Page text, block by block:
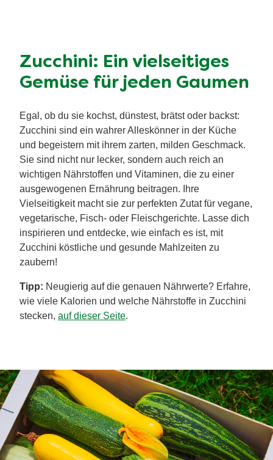
Zucchini: Ein vielseitiges
Gemüse für jeden Gaumen
Egal, ob du sie kochst, dünstest, brätst oder backst:
Zucchini sind ein wahrer Alleskönner in der Küche
und begeistern mit ihrem zarten, milden Geschmack.
Sie sind nicht nur lecker, sondern auch reich an
wichtigen Nährstoffen und Vitaminen, die zu einer
ausgewogenen Ernährung beitragen. Ihre
Vielseitigkeit macht sie zur perfekten Zutat für vegane,
vegetarische, Fisch- oder Fleischgerichte. Lasse dich
inspirieren und entdecke, wie einfach es ist, mit
Zucchini köstliche und gesunde Mahlzeiten zu
zaubern!
Tipp: Neugierig auf die genauen Nährwerte? Erfahre,
wie viele Kalorien und welche Nährstoffe in Zucchini
stecken, auf dieser Seite.